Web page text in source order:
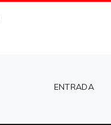
ENTRADA